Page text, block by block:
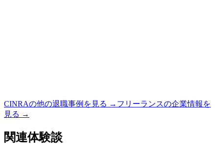
CINRAの他の退職事例を見る → フリーランスの企業情報を
見る →
関連体験談